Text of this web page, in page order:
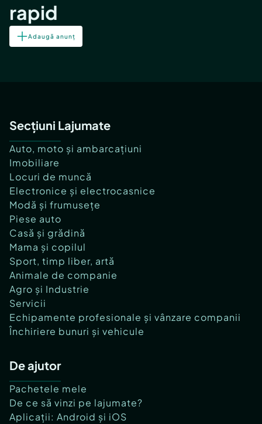
rapid
Adaugă anunț
Secțiuni Lajumate
Auto, moto și ambarcațiuni
Imobiliare
Locuri de muncă
Electronice și electrocasnice
Modă și frumusețe
Piese auto
Casă și grădină
Mama și copilul
Sport, timp liber, artă
Animale de companie
Agro și Industrie
Servicii
Echipamente profesionale și vânzare companii
Închiriere bunuri și vehicule
De ajutor
Pachetele mele
De ce să vinzi pe lajumate?
Aplicații: Android și iOS